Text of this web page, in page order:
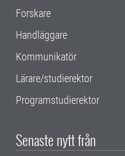
Forskare
Handläggare
Kommunikatör
Lärare/studierektor
Programstudierektor
Senaste nytt från